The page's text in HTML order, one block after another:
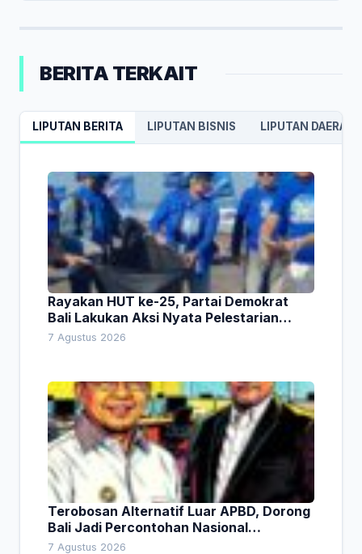
BERITA TERKAIT
LIPUTAN BERITA LIPUTAN BISNIS LIPUTAN DAERAH
Rayakan HUT ke-25, Partai Demokrat
Bali Lakukan Aksi Nyata Pelestarian
Lingkungan
7 Agustus 2026
Terobosan Alternatif Luar APBD, Dorong
Bali Jadi Percontohan Nasional
Pembiayaan Daerah
7 Agustus 2026